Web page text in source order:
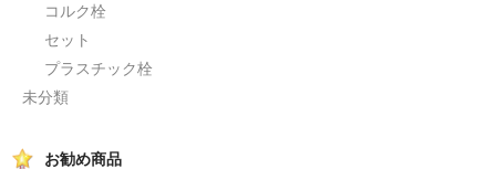
コルク栓
セット
プラスチック栓
未分類
お勧め商品